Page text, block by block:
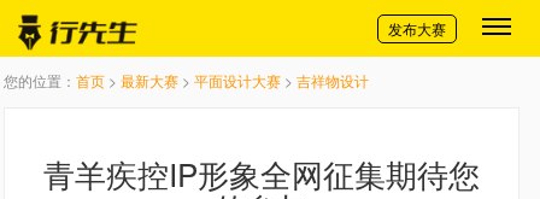
切换导航
发布大赛
您的位置： 首页 > 最新大赛 > 平面设计大赛 > 吉祥物设计
青羊疾控IP形象全网征集期待您